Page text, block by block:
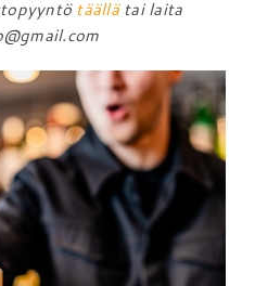
täällä tai laita